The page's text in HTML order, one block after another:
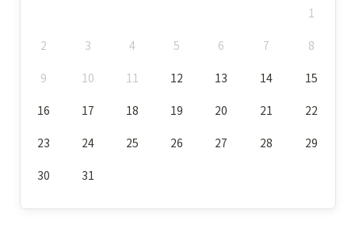
1
2 3 4 5 6 7 8
9 10 11 12 13 14 15
16 17 18 19 20 21 22
23 24 25 26 27 28 29
30 31